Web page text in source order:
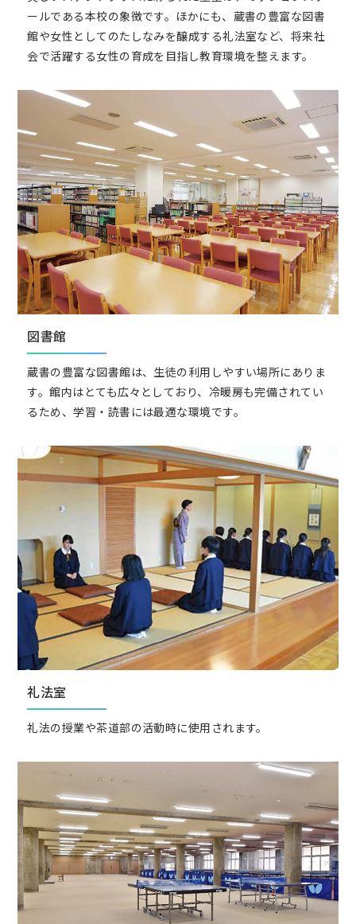
ールである本校の象徴です。ほかにも、蔵書の豊富な図書
館や女性としてのたしなみを醸成する礼法室など、将来社
会で活躍する女性の育成を目指し教育環境を整えます。
図書館
蔵書の豊富な図書館は、生徒の利用しやすい場所にありま
す。館内はとても広々としており、冷暖房も完備されてい
るため、学習・読書には最適な環境です。
礼法室
礼法の授業や茶道部の活動時に使用されます。